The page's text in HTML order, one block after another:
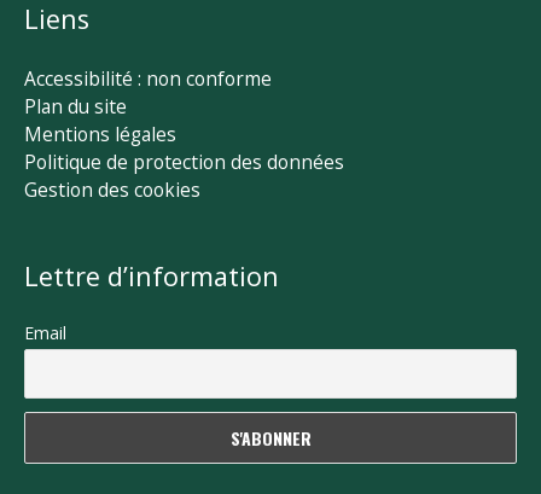
Liens
Accessibilité : non conforme
Plan du site
Mentions légales
Politique de protection des données
Gestion des cookies
Lettre d’information
Email